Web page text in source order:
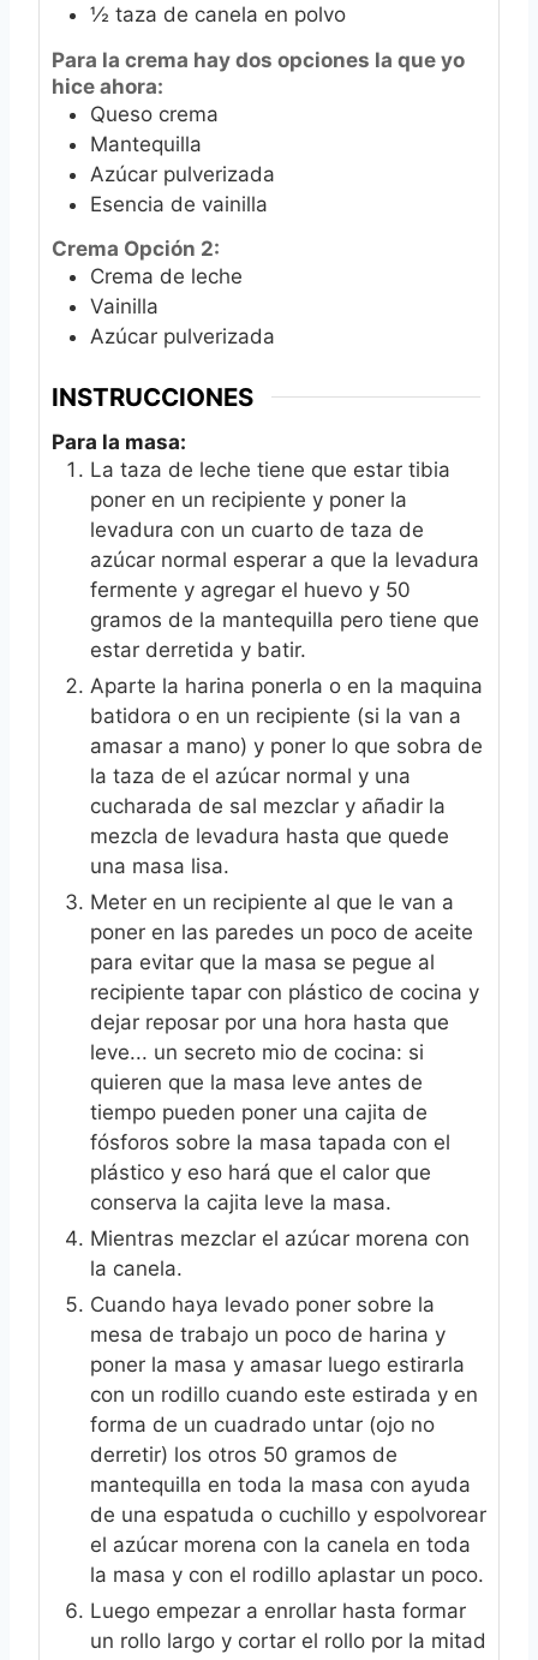
½ taza de canela en polvo
Para la crema hay dos opciones la que yo
hice ahora:
Queso crema
Mantequilla
Azúcar pulverizada
Esencia de vainilla
Crema Opción 2:
Crema de leche
Vainilla
Azúcar pulverizada
INSTRUCCIONES
Para la masa:
La taza de leche tiene que estar tibia
poner en un recipiente y poner la
levadura con un cuarto de taza de
azúcar normal esperar a que la levadura
fermente y agregar el huevo y 50
gramos de la mantequilla pero tiene que
estar derretida y batir.
Aparte la harina ponerla o en la maquina
batidora o en un recipiente (si la van a
amasar a mano) y poner lo que sobra de
la taza de el azúcar normal y una
cucharada de sal mezclar y añadir la
mezcla de levadura hasta que quede
una masa lisa.
Meter en un recipiente al que le van a
poner en las paredes un poco de aceite
para evitar que la masa se pegue al
recipiente tapar con plástico de cocina y
dejar reposar por una hora hasta que
leve... un secreto mio de cocina: si
quieren que la masa leve antes de
tiempo pueden poner una cajita de
fósforos sobre la masa tapada con el
plástico y eso hará que el calor que
conserva la cajita leve la masa.
Mientras mezclar el azúcar morena con
la canela.
Cuando haya levado poner sobre la
mesa de trabajo un poco de harina y
poner la masa y amasar luego estirarla
con un rodillo cuando este estirada y en
forma de un cuadrado untar (ojo no
derretir) los otros 50 gramos de
mantequilla en toda la masa con ayuda
de una espatuda o cuchillo y espolvorear
el azúcar morena con la canela en toda
la masa y con el rodillo aplastar un poco.
Luego empezar a enrollar hasta formar
un rollo largo y cortar el rollo por la mitad